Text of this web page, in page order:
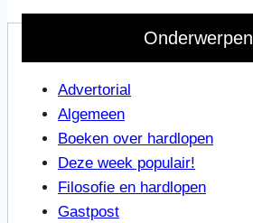
Onderwerpen
Advertorial
Algemeen
Boeken over hardlopen
Deze week populair!
Filosofie en hardlopen
Gastpost